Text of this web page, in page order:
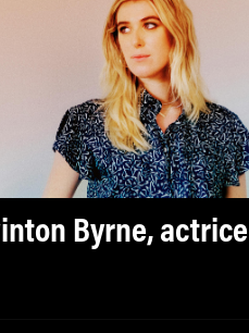
Byrne, actrice